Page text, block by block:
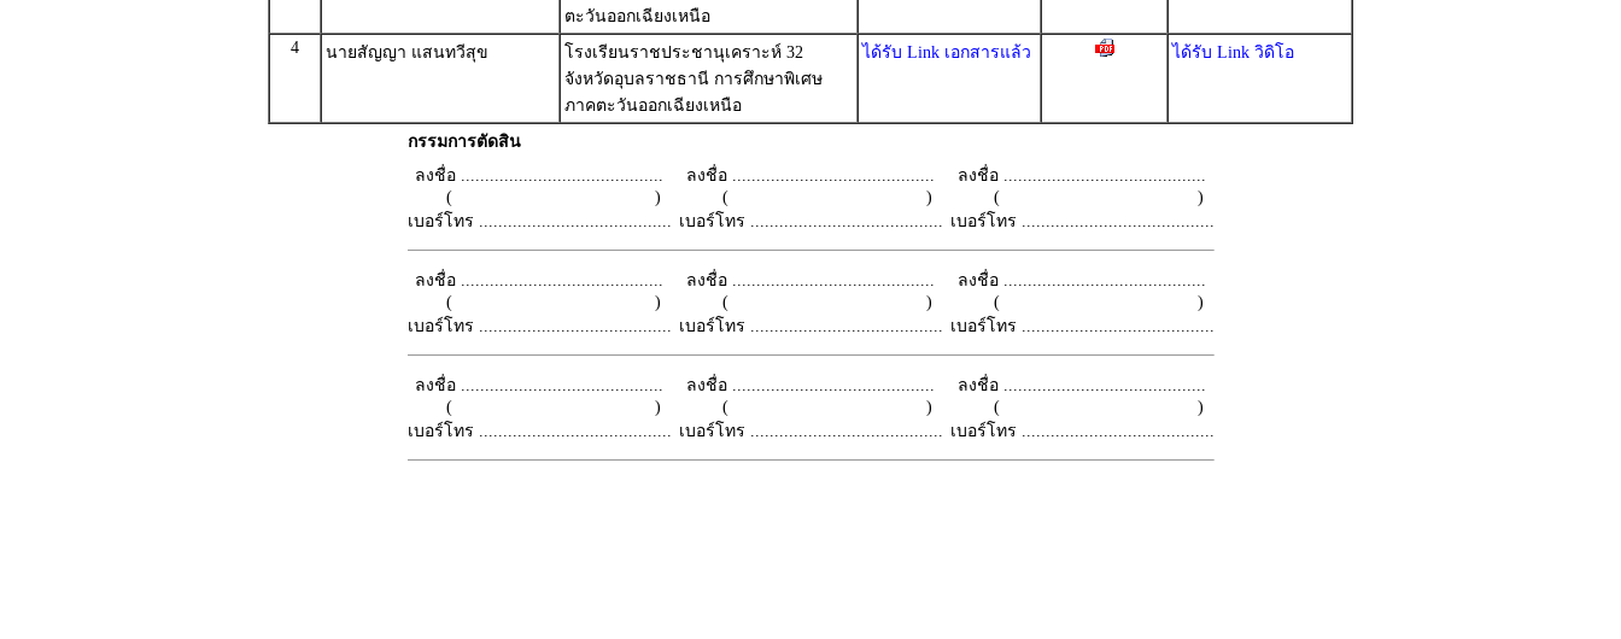
ตะวันออกเฉียงเหนือ
4 นายสัญญา แสนทวีสุข
โรงเรียนราชประชานุเคราะห์ 32
จังหวัดอุบลราชธานี การศึกษาพิเศษ
ภาคตะวันออกเฉียงเหนือ
ได้รับ Link เอกสารแล้ว ได้รับ Link วิดิโอ
กรรมการตัดสิน
ลงชื่อ ..........................................
( )
เบอร์โทร ........................................
ลงชื่อ ..........................................
( )
เบอร์โทร ........................................
ลงชื่อ ..........................................
( )
เบอร์โทร ........................................
ลงชื่อ ..........................................
( )
เบอร์โทร ........................................
ลงชื่อ ..........................................
( )
เบอร์โทร ........................................
ลงชื่อ ..........................................
( )
เบอร์โทร ........................................
ลงชื่อ ..........................................
( )
เบอร์โทร ........................................
ลงชื่อ ..........................................
( )
เบอร์โทร ........................................
ลงชื่อ ..........................................
( )
เบอร์โทร ........................................